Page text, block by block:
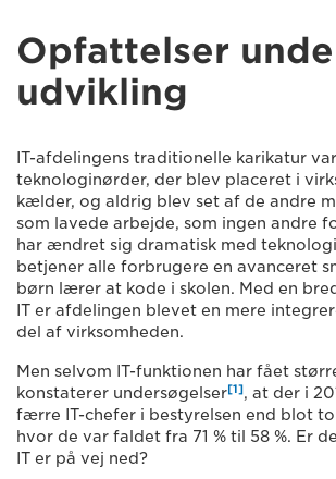
Opfattelser
udvikling
IT-afdelingens traditionelle karikatur
teknologinørder, der blev placeret i
kælder, og aldrig blev set af de andre
som lavede arbejde, som ingen andre
har ændret sig dramatisk med
betjener alle forbrugere en avanceret
børn lærer at kode i skolen. Med en
IT er afdelingen blevet en mere
del af virksomheden.
Men selvom IT-funktionen har fået
konstaterer undersøgelser[1], at der i
færre IT-chefer i bestyrelsen end blot
hvor de var faldet fra 71 % til 58 %. Er
IT er på vej ned?